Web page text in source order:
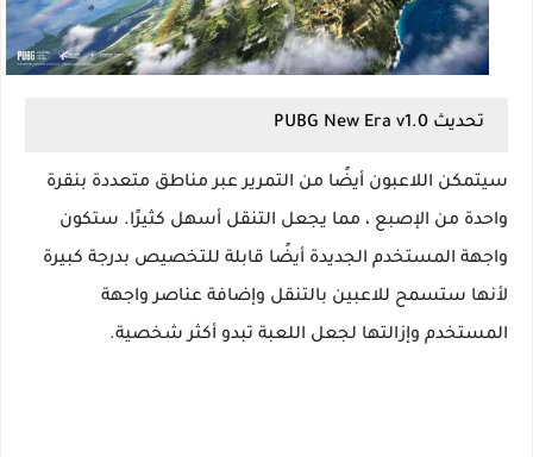
تحديث PUBG New Era v1.0
سيتمكن اللاعبون أيضًا من التمرير عبر مناطق متعددة بنقرة
واحدة من الإصبع ، مما يجعل التنقل أسهل كثيرًا. ستكون
واجهة المستخدم الجديدة أيضًا قابلة للتخصيص بدرجة كبيرة
لأنها ستسمح للاعبين بالتنقل وإضافة عناصر واجهة
المستخدم وإزالتها لجعل اللعبة تبدو أكثر شخصية.